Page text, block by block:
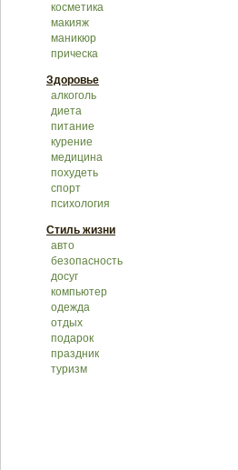
косметика
макияж
маникюр
прическа
Здоровье
алкоголь
диета
питание
курение
медицина
похудеть
спорт
психология
Стиль жизни
авто
безопасность
досуг
компьютер
одежда
отдых
подарок
праздник
туризм